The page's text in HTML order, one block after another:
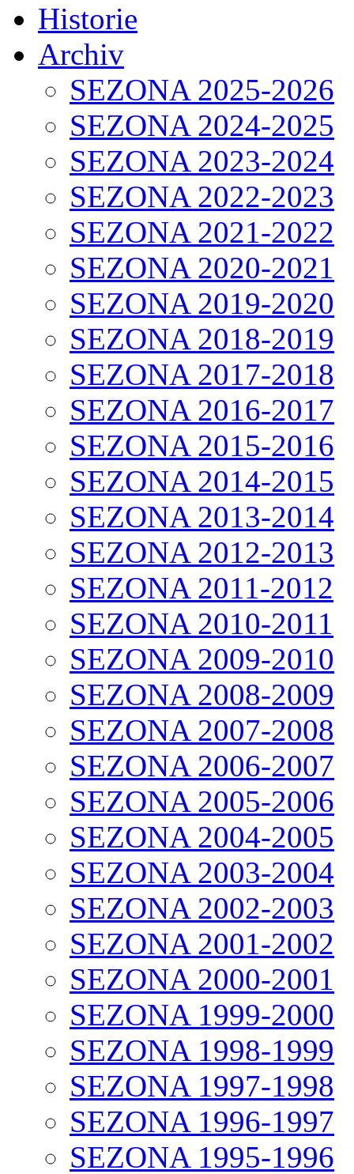
Historie
Archiv
SEZONA 2025-2026
SEZONA 2024-2025
SEZONA 2023-2024
SEZONA 2022-2023
SEZONA 2021-2022
SEZONA 2020-2021
SEZONA 2019-2020
SEZONA 2018-2019
SEZONA 2017-2018
SEZONA 2016-2017
SEZONA 2015-2016
SEZONA 2014-2015
SEZONA 2013-2014
SEZONA 2012-2013
SEZONA 2011-2012
SEZONA 2010-2011
SEZONA 2009-2010
SEZONA 2008-2009
SEZONA 2007-2008
SEZONA 2006-2007
SEZONA 2005-2006
SEZONA 2004-2005
SEZONA 2003-2004
SEZONA 2002-2003
SEZONA 2001-2002
SEZONA 2000-2001
SEZONA 1999-2000
SEZONA 1998-1999
SEZONA 1997-1998
SEZONA 1996-1997
SEZONA 1995-1996